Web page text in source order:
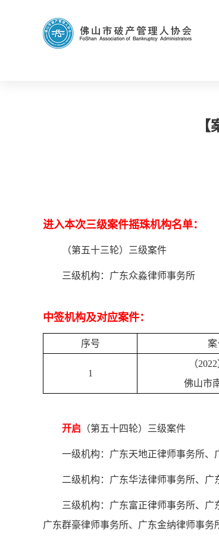
进入本次三级案件摇珠机构名单：
（第五十三轮）三级案件
三级机构：广东众淼律师事务所
中签机构及对应案件：
序号 案
1
（
佛山市
开启 （第五十四轮）三级案件
一级机构：广东天地正律师事务所、
二级机构：广东华法律师事务所、
三级机构：广东富正律师事务所、
广东群豪律师事务所、广东金纳律师事务